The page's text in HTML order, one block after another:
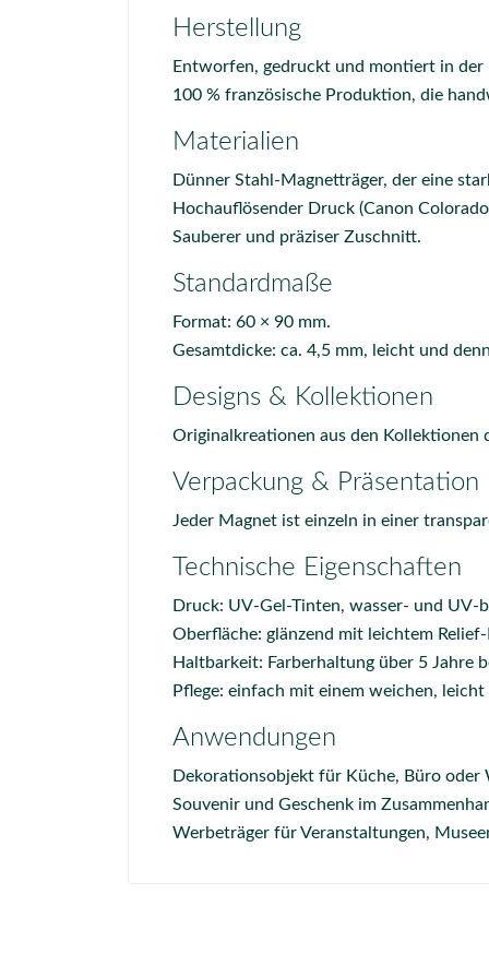
Herstellung
Entworfen, gedruckt und montiert in
100 % französische Produktion, die
Materialien
Dünner Stahl-Magnetträger, der eine
Hochauflösender Druck (Canon
Sauberer und präziser Zuschnitt.
Standardmaße
Format: 60 × 90 mm.
Gesamtdicke: ca. 4,5 mm, leicht und
Designs & Kollektionen
Originalkreationen aus den Kollektionen
Verpackung & Präsentation
Jeder Magnet ist einzeln in einer
Technische Eigenschaften
Druck: UV-Gel-Tinten, wasser- und UV-
Oberfläche: glänzend mit leichtem
Haltbarkeit: Farberhaltung über 5 Jahre
Pflege: einfach mit einem weichen,
Anwendungen
Dekorationsobjekt für Küche, Büro oder
Souvenir und Geschenk im
Werbeträger für Veranstaltungen,